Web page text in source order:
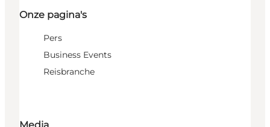
Onze pagina's
Pers
Business Events
Reisbranche